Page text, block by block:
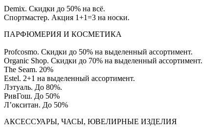
Demix. Скидки до 50% на всё.
Спортмастер. Акция 1+1=3 на носки.
ПАРФЮМЕРИЯ И КОСМЕТИКА
Profcosmo. Скидки до 50% на выделенный ассортимент.
Organic Shop. Скидки до 70% на выделенный ассортимент.
The Seam. 20%
Estel. 2+1 на выделенный ассортимент.
Лэтуаль. До 80%.
РивГош. До 50%
Л’окситан. До 50%
АКСЕССУАРЫ, ЧАСЫ, ЮВЕЛИРНЫЕ ИЗДЕЛИЯ